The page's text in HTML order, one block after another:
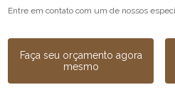
Entre em contato com um de nossos
Faça seu orçamento agora
mesmo